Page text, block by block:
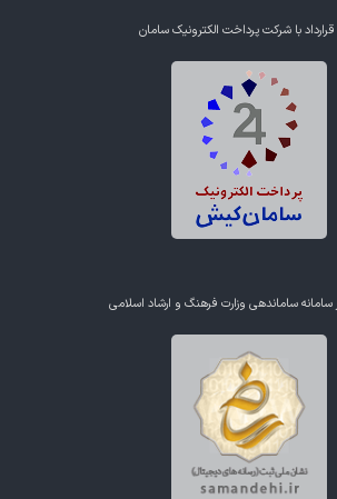
با شرکت پرداخت الکترونیک سامان
ساماندهی وزارت فرهنگ و ارشاد اسلامی